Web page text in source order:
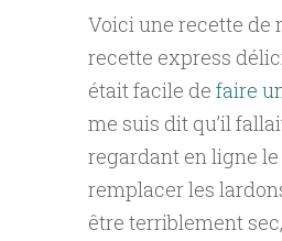
Voici une recette de
recette express
était facile de faire
me suis dit qu’il
regardant en ligne le
remplacer les
être terriblement